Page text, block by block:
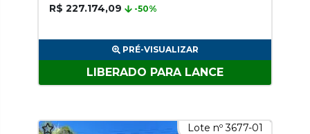
R$ 227.174,09 -50%
PRÉ-VISUALIZAR
LIBERADO PARA LANCE
Lote nº 3677-01